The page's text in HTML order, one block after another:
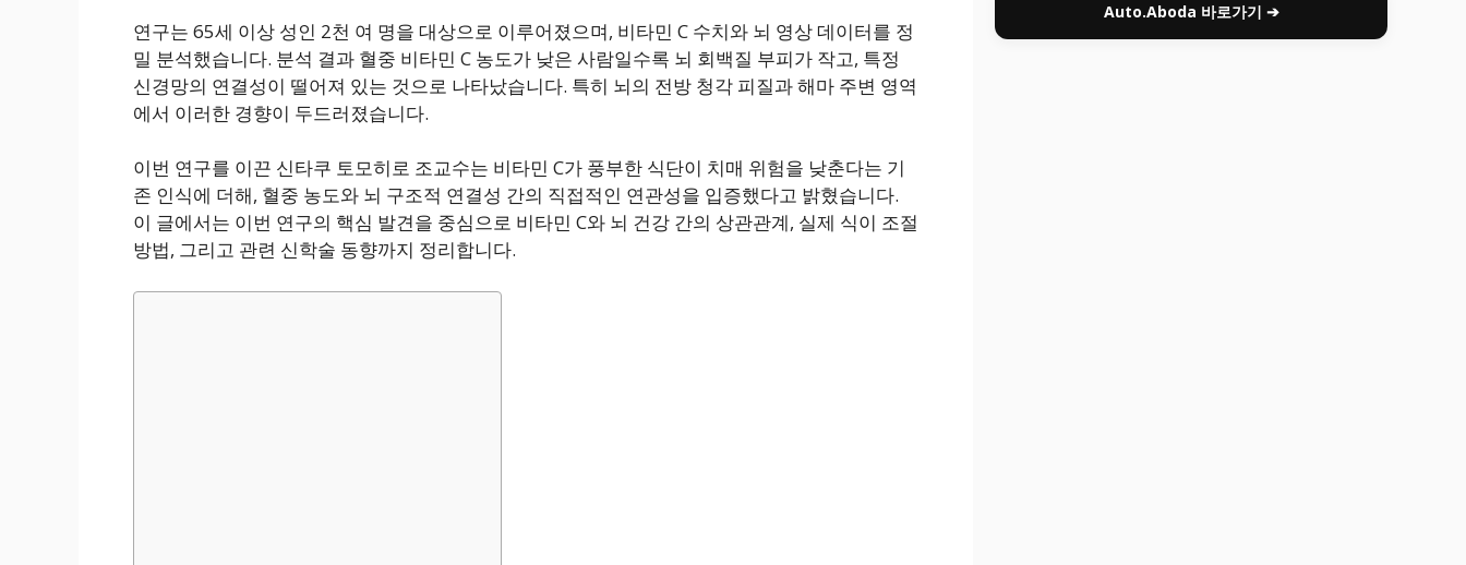
연구는 65세 이상 성인 2천 여 명을 대상으로 이루어졌으며, 비타민 C 수치와 뇌 영상 데이터를 정
밀 분석했습니다. 분석 결과 혈중 비타민 C 농도가 낮은 사람일수록 뇌 회백질 부피가 작고, 특정
신경망의 연결성이 떨어져 있는 것으로 나타났습니다. 특히 뇌의 전방 청각 피질과 해마 주변 영역
에서 이러한 경향이 두드러졌습니다.
이번 연구를 이끈 신타쿠 토모히로 조교수는 비타민 C가 풍부한 식단이 치매 위험을 낮춘다는 기
존 인식에 더해, 혈중 농도와 뇌 구조적 연결성 간의 직접적인 연관성을 입증했다고 밝혔습니다.
이 글에서는 이번 연구의 핵심 발견을 중심으로 비타민 C와 뇌 건강 간의 상관관계, 실제 식이 조절
방법, 그리고 관련 신학술 동향까지 정리합니다.
Auto.Aboda 바로가기 ➔